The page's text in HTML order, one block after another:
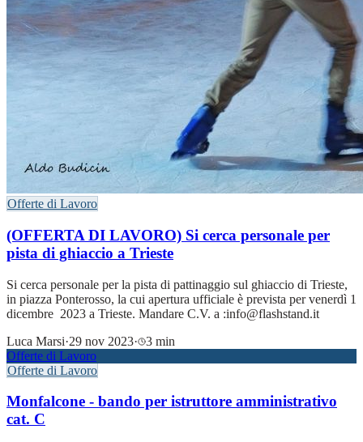
Offerte di Lavoro
(OFFERTA DI LAVORO) Si cerca personale per
pista di ghiaccio a Trieste
Si cerca personale per la pista di pattinaggio sul ghiaccio di Trieste,
in piazza Ponterosso, la cui apertura ufficiale è prevista per venerdì 1
dicembre 2023 a Trieste. Mandare C.V. a :info@flashstand.it
Luca Marsi·29 nov 2023·
3 min
Offerte di Lavoro
Offerte di Lavoro
Monfalcone - bando per istruttore amministrativo
cat. C